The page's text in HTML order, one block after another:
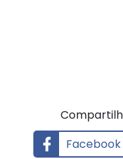
Facebook